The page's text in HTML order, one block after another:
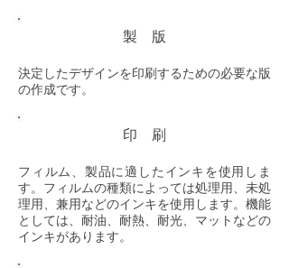
製 版
決定したデザインを印刷するための必要な版
の作成です。
印 刷
フィルム、製品に適したインキを使用しま
す。フィルムの種類によっては処理用、未処
理用、兼用などのインキを使用します。機能
としては、耐油、耐熱、耐光、マットなどの
インキがあります。